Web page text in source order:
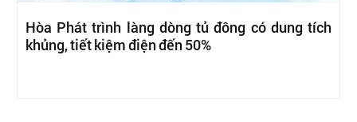
Hòa Phát trình làng dòng tủ đông có dung tích
khủng, tiết kiệm điện đến 50%